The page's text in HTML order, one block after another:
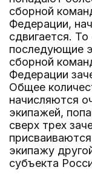
сборной
Федерации,
сдвигается.
последующие
сборной
Федерации
Общее
начисляются
экипажей,
сверх трех
экипажу
субъекта